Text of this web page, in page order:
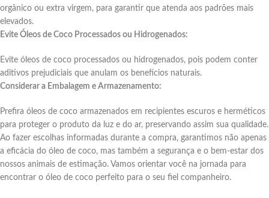
orgânico ou extra virgem, para garantir que atenda aos padrões mais
elevados.
Evite Óleos de Coco Processados ou Hidrogenados:
Evite óleos de coco processados ou hidrogenados, pois podem conter
aditivos prejudiciais que anulam os benefícios naturais.
Considerar a Embalagem e Armazenamento:
Prefira óleos de coco armazenados em recipientes escuros e herméticos
para proteger o produto da luz e do ar, preservando assim sua qualidade.
Ao fazer escolhas informadas durante a compra, garantimos não apenas
a eficácia do óleo de coco, mas também a segurança e o bem-estar dos
nossos animais de estimação. Vamos orientar você na jornada para
encontrar o óleo de coco perfeito para o seu fiel companheiro.